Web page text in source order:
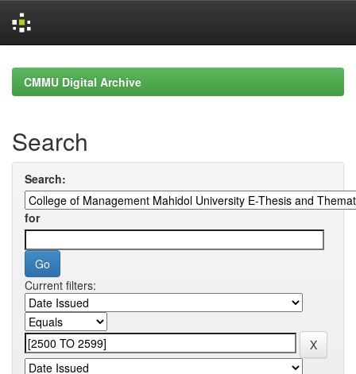
navigationCMMU Digital Archive
Search
Search:
for
Current filters: